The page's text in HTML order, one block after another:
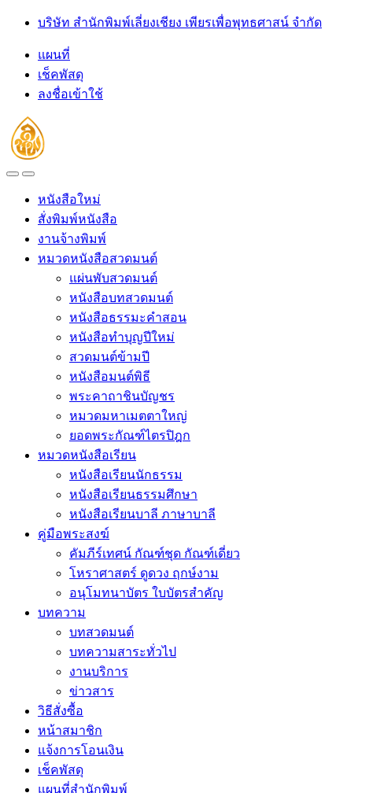
Skip
navigation
Skip
บริษัท สำนักพิมพ์เลี่ยงเชียง เพียรเพื่อพุทธศาสน์ จำกัด
แผนที่
เช็คพัสดุ
ลงชื่อเข้าใช้
OpenClose
หนังสือใหม่
สั่งพิมพ์หนังสือ
งานจ้างพิมพ์
หมวดหนังสือสวดมนต์
แผ่นพับสวดมนต์
หนังสือบทสวดมนต์
หนังสือธรรมะคำสอน
หนังสือทำบุญปีใหม่
สวดมนต์ข้ามปี
หนังสือมนต์พิธี
พระคาถาชินบัญชร
หมวดมหาเมตตาใหญ่
ยอดพระกัณฑ์ไตรปิฎก
หมวดหนังสือเรียน
หนังสือเรียนนักธรรม
หนังสือเรียนธรรมศึกษา
หนังสือเรียนบาลี ภาษาบาลี
คู่มือพระสงฆ์
คัมภีร์เทศน์ กัณฑ์ชุด กัณฑ์เดี่ยว
โหราศาสตร์ ดูดวง ฤกษ์งาม
อนุโมทนาบัตร ใบบัตรสำคัญ
บทความ
บทสวดมนต์
บทความสาระทั่วไป
งานบริการ
ข่าวสาร
วิธีสั่งซื้อ
หน้าสมาชิก
แจ้งการโอนเงิน
เช็คพัสดุ
แผนที่สำนักพิมพ์